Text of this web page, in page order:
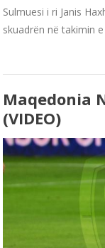
Sulmuesi i ri Janis
skuadrën në takimin
Maqedonia
(VIDEO)